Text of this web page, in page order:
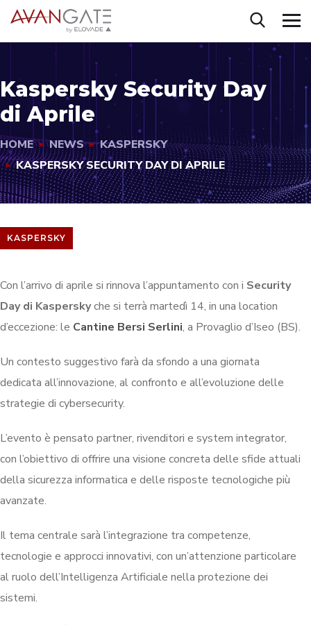
Kaspersky Security Day
di Aprile
HOME NEWS
KASPERSKY
KASPERSKY SECURITY DAY DI APRILE
KASPERSKY
Con l’arrivo di aprile si rinnova l’appuntamento con i Security
Day di Kasperskyche si terrà martedì 14, in una location
d’eccezione: le Cantine Bersi Serlini, a Provaglio d’Iseo (BS).
Un contesto suggestivo farà da sfondo a una giornata
dedicata all’innovazione, al confronto e all’evoluzione delle
strategie di cybersecurity.
L’evento è pensato partner, rivenditori e system integrator,
con l’obiettivo di offrire una visione concreta delle sfide attuali
della sicurezza informatica e delle risposte tecnologiche più
avanzate.
Il tema centrale sarà l’integrazione tra competenze,
tecnologie e approcci innovativi, con un’attenzione particolare
al ruolo dell’Intelligenza Artificiale nella protezione dei
sistemi.